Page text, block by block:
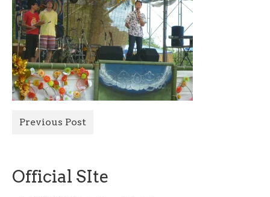
Official Site
Previous Post
Official SIte